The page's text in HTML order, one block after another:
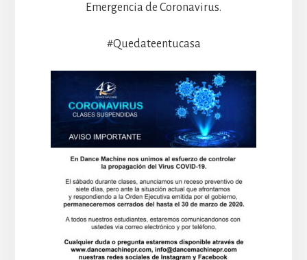
Emergencia de Coronavirus.
#Quedateentucasa